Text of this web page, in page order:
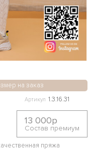
на заказ
Артикул 1.3.16.31
13 000р
Состав премиум
пряжа